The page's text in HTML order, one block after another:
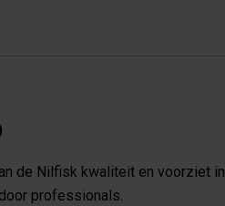
de Nilfisk kwaliteit en voorziet in
professionals.